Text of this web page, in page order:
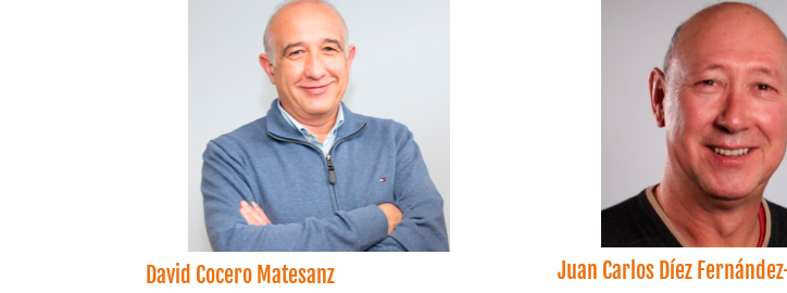
David Cocero Matesanz Juan Carlos Díez